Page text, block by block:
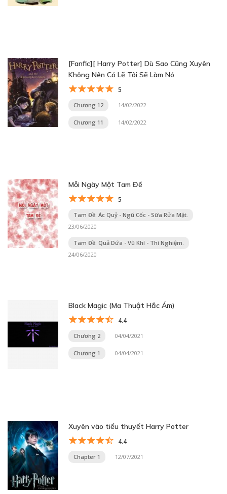
[Fanfic][ Harry Potter] Dù Sao Cũng Xuyên
Không Nên Có Lẽ Tôi Sẽ Làm Nó
5
Chương 12 14/02/2022
Chương 11 14/02/2022
Mỗi Ngày Một Tam Đề
5
Tam Đề: Ác Quỷ - Ngũ Cốc - Sữa Rửa Mặt.
23/06/2020
Tam Đề: Quả Dứa - Vũ Khí - Thí Nghiệm.
24/06/2020
Black Magic (Ma Thuật Hắc Ám)
4.4
Chương 2 04/04/2021
Chương 1 04/04/2021
Xuyên vào tiểu thuyết Harry Potter
4.4
Chapter 1 12/07/2021